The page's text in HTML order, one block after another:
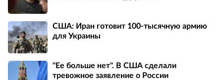
США: Иран готовит 100-тысячную армию
для Украины
"Ее больше нет". В США сделали
тревожное заявление о России